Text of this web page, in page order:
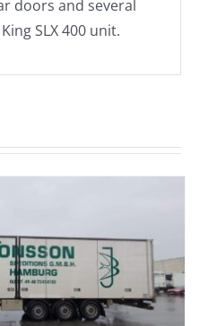
doors and several
SLX 400 unit.